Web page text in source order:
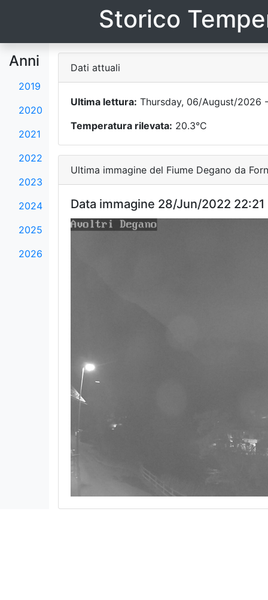
Storico
Anni
2019
2020
2021
2022
2023
2024
2025
2026
Dati attuali
Ultima lettura: Thursday, 06/August/2026
Temperatura rilevata: 20.3°C
Ultima immagine del Fiume Degano da
Data immagine 28/Jun/2022 22:21